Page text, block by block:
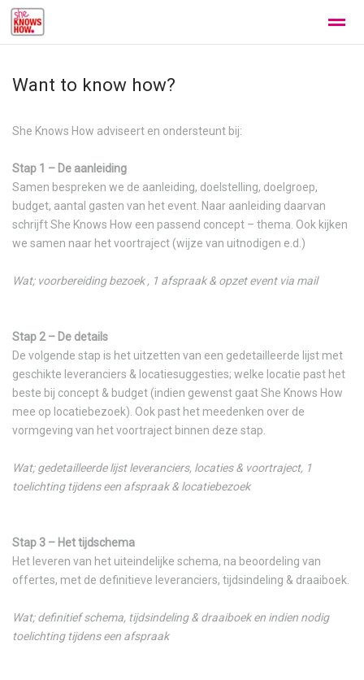
Home Zoeken Nieuws
Want to know how?
She Knows How adviseert en ondersteunt bij:
Stap 1 – De aanleiding
Samen bespreken we de aanleiding, doelstelling, doelgroep,
budget, aantal gasten van het event. Naar aanleiding daarvan
schrijft She Knows How een passend concept – thema. Ook kijken
we samen naar het voortraject (wijze van uitnodigen e.d.)
Wat; voorbereiding bezoek , 1 afspraak & opzet event via mail
Stap 2 – De details
De volgende stap is het uitzetten van een gedetailleerde lijst met
geschikte leveranciers & locatiesuggesties; welke locatie past het
beste bij concept & budget (indien gewenst gaat She Knows How
mee op locatiebezoek). Ook past het meedenken over de
vormgeving van het voortraject binnen deze stap.
Wat; gedetailleerde lijst leveranciers, locaties & voortraject, 1
toelichting tijdens een afspraak & locatiebezoek
Stap 3 – Het tijdschema
Het leveren van het uiteindelijke schema, na beoordeling van
offertes, met de definitieve leveranciers, tijdsindeling & draaiboek.
Wat; definitief schema, tijdsindeling & draaiboek en indien nodig
toelichting tijdens een afspraak